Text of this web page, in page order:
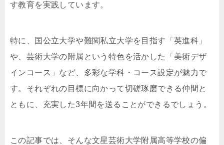
す教育を実践しています。
特に、国公立大学や難関私立大学を目指す「英進科」
や、芸術大学の附属という特色を活かした「美術デザ
インコース」など、多彩な学科・コース設定が魅力で
す。それぞれの目標に向かって切磋琢磨できる仲間と
ともに、充実した3年間を送ることができるでしょう。
この記事では、そんな文星芸術大学附属高等学校の偏